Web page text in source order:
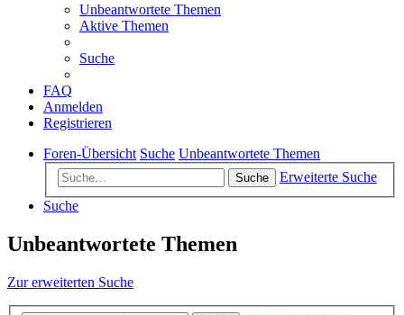
Unbeantwortete Themen
Aktive Themen
Suche
FAQ
Anmelden
Registrieren
Foren-Übersicht Suche Unbeantwortete Themen
Suche
Erweiterte Suche
Suche
Unbeantwortete Themen
Zur erweiterten Suche